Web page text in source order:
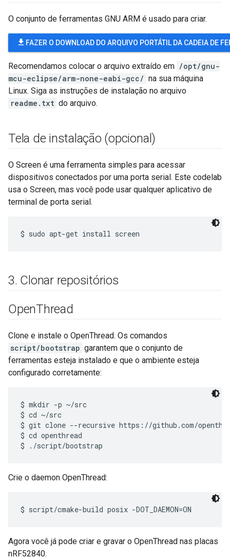
O conjunto de ferramentas GNU ARM é usado para criar.
file_download FAZER O DOWNLOAD DO ARQUIVO PORTÁTIL DA CADEIA DE
Recomendamos colocar o arquivo extraído em /opt/gnu-
mcu-eclipse/arm-none-eabi-gcc/ na sua máquina
Linux. Siga as instruções de instalação no arquivo
readme.txt do arquivo.
Tela de instalação (opcional)
O Screen é uma ferramenta simples para acessar
dispositivos conectados por uma porta serial. Este codelab
usa o Screen, mas você pode usar qualquer aplicativo de
terminal de porta serial.
3. Clonar repositórios
OpenThread
Clone e instale o OpenThread. Os comandos
script/bootstrap garantem que o conjunto de
ferramentas esteja instalado e que o ambiente esteja
configurado corretamente:
$ mkdir -p ~/src
$ cd ~/src
$ git clone --recursive https://github.com/
$ cd openthread
Crie o daemon OpenThread:
Agora você já pode criar e gravar o OpenThread nas placas
nRF52840.